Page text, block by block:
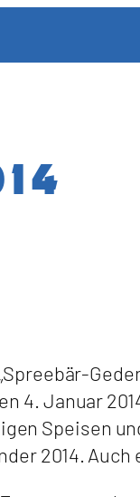
4. Januar
Speisen
2014.